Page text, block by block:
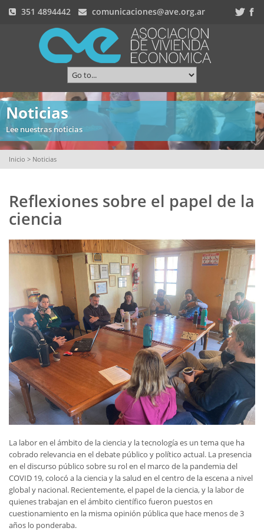
351 4894442 comunicaciones@ave.org.ar
Noticias
Lee nuestras noticias
Inicio > Noticias
Reflexiones sobre el papel de la
ciencia
La labor en el ámbito de la ciencia y la tecnología es un tema que ha
cobrado relevancia en el debate público y político actual. La presencia
en el discurso público sobre su rol en el marco de la pandemia del
COVID 19, colocó a la ciencia y la salud en el centro de la escena a nivel
global y nacional. Recientemente, el papel de la ciencia, y la labor de
quienes trabajan en el ámbito científico fueron puestos en
cuestionamiento en la misma opinión pública que hace menos de 3
años lo ponderaba.